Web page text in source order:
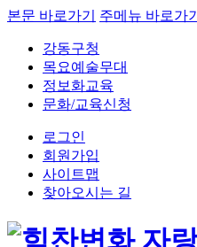
본문 바로가기 주메뉴 바로가기
강동구청
목요예술무대
정보화교육
문화/교육신청
로그인
회원가입
사이트맵
찾아오시는 길